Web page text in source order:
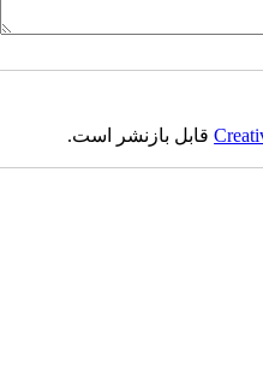
قابل بازنشر است.